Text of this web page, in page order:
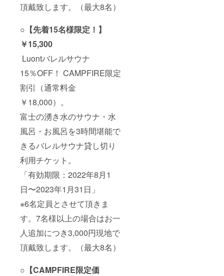
頂戴致します。（最大8名）
○【先着15名様限定！】
￥15,300
Luontバレルサウナ
15％OFF！ CAMPFIRE限定
割引（通常料金
￥18,000）。
富士の湧き水のサウナ・水
風呂・お風呂を3時間堪能で
きるバレルサウナ貸し切り
利用チケット。
「有効期限：2022年8月1
日〜2023年1月31日」
※6名定員とさせて頂きま
す。7名様以上の場合はお一
人追加につき3,000円現地で
頂戴致します。（最大8名）
○【CAMPFIRE限定価